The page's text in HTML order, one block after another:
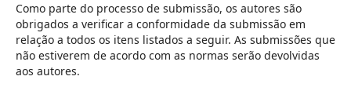
Como parte do processo de submissão, os autores são
obrigados a verificar a conformidade da submissão em
relação a todos os itens listados a seguir. As submissões que
não estiverem de acordo com as normas serão devolvidas
aos autores.